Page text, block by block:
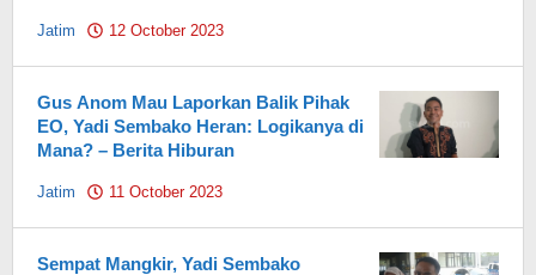
Jatim 12 October 2023
Gus Anom Mau Laporkan Balik Pihak
EO, Yadi Sembako Heran: Logikanya di
Mana? – Berita Hiburan
Jatim 11 October 2023
Sempat Mangkir, Yadi Sembako